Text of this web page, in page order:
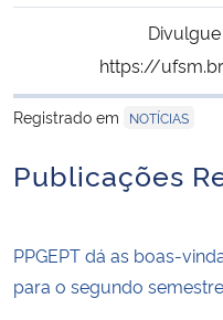
Controladoria-Geral da União
Ministério da Mulher, da Família e
https://
Registrado em
NOTÍCIAS
Publicações
PPGEPT dá as boas-
para o segundo